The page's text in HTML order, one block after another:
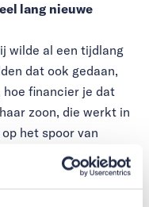
lang nieuwe
wilde al een tijdlang
dat ook gedaan,
hoe financier je dat
zoon, die werkt in
het spoor van
kijk je niet of
lening?’ Ik